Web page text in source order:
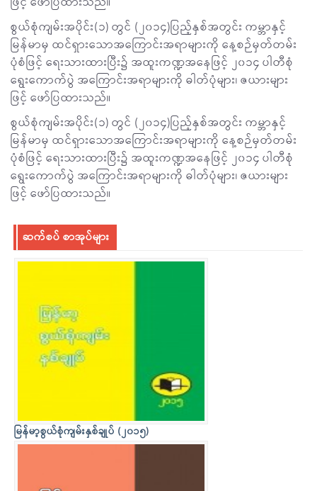
စွယ်စုံကျမ်းအပိုင်း(၁) တွင် (၂၀၁၄)ပြည့်နှစ်အတွင်း ကမ္ဘာနှင့်
မြန်မာမှ ထင်ရှားသောအကြောင်းအရာများကို နေ့စဉ်မှတ်တမ်း
ပုံစံဖြင့် ရေးသားထားပြီး၌ အထူးကဏ္ဍအနေဖြင့် ၂၀၁၄ ပါတီစုံ
ရွေးကောက်ပွဲ အကြောင်းအရာများကို ဓါတ်ပုံများ၊ ဇယားများ
ဖြင့် ဖော်ပြထားသည်။
စွယ်စုံကျမ်းအပိုင်း(၁) တွင် (၂၀၁၄)ပြည့်နှစ်အတွင်း ကမ္ဘာနှင့်
မြန်မာမှ ထင်ရှားသောအကြောင်းအရာများကို နေ့စဉ်မှတ်တမ်း
ပုံစံဖြင့် ရေးသားထားပြီး၌ အထူးကဏ္ဍအနေဖြင့် ၂၀၁၄ ပါတီစုံ
ရွေးကောက်ပွဲ အကြောင်းအရာများကို ဓါတ်ပုံများ၊ ဇယားများ
ဖြင့် ဖော်ပြထားသည်။
ဆက်စပ် စာအုပ်များ
မြန်မာ့စွယ်စုံကျမ်းနှစ်ချုပ် (၂၀၁၅)